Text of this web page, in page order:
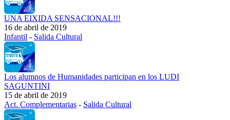
UNA EIXIDA SENSACIONAL!!!
16 de abril de 2019
Infantil - Salida Cultural
Los alumnos de Humanidades participan en los LUDI
SAGUNTINI
15 de abril de 2019
Act. Complementarias - Salida Cultural